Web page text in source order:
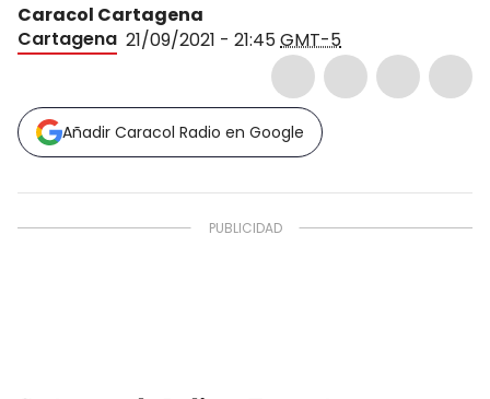
Caracol Cartagena
Cartagena 21/09/2021 - 21:45GMT-5
Añadir Caracol Radio en Google